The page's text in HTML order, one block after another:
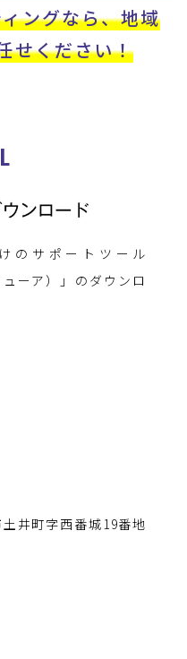
ングなら、地域
せください！
のサポートツール
ーア）」のダウンロ
井町字西番城19番地